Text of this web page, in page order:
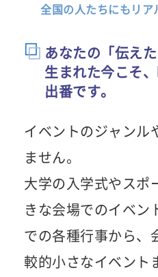
全国の人たちにもリ
あなたの「伝え
生まれた今こそ
出番です。
イベントのジャンル
ません。
大学の入学式やスポ
きな会場でのイベン
での各種行事から、
較的小さなイベント